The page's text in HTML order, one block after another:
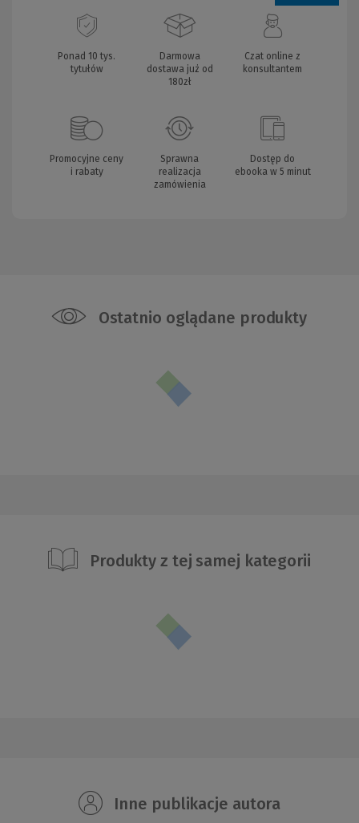
Ponad 10 tys.
tytułów
Darmowa
dostawa już od
180zł
Czat online z
konsultantem
Promocyjne ceny
i rabaty
Sprawna
realizacja
zamówienia
Dostęp do
ebooka w 5 minut
Ostatnio oglądane produkty
Produkty z tej samej kategorii
Inne publikacje autora